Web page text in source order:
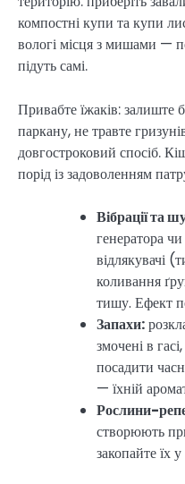
компостні купи та купи
вологі місця з мишами —
підуть самі.
Привабте їжаків:
паркану, не травте
довгостроковий спосіб.
порід із задоволенням
Вібрації та
генератора чи
відлякувачі
коливання
тишу. Ефект
Запахи:
змочені в
посадити
— їхній
Рослини-
створюють
закопайте їх